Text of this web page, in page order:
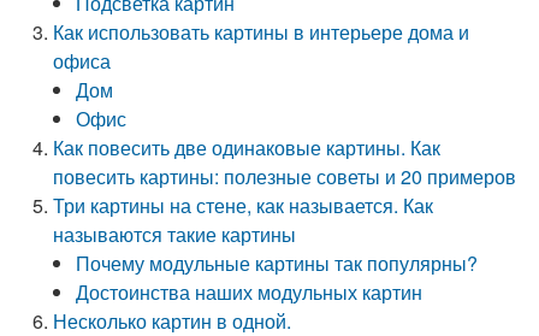
Как использовать картины в интерьере дома и
офиса
Дом
Офис
Как повесить две одинаковые картины. Как
повесить картины: полезные советы и 20 примеров
Три картины на стене, как называется. Как
называются такие картины
Почему модульные картины так популярны?
Достоинства наших модульных картин
Несколько картин в одной.